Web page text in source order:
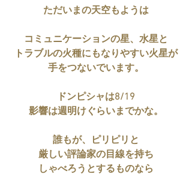
ただいまの天空もようは
コミュニケーションの星、水星と
トラブルの火種にもなりやすい火星が
手をつないでいます。
ドンピシャは8/19
影響は週明けぐらいまでかな。
誰もが、ピリピリと
厳しい評論家の目線を持ち
しゃべろうとするものなら